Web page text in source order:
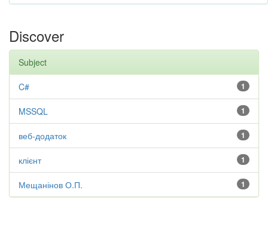
Discover
Subject
1
C#
1
MSSQL
1
веб-додаток
1
клієнт
1
Мещанінов О.П.